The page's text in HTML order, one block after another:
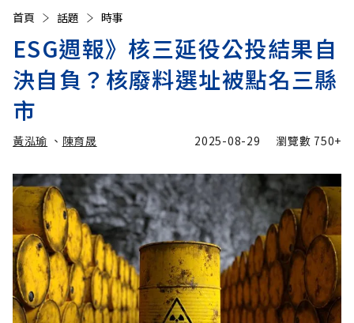
首頁 話題 時事
ESG週報》核三延役公投結果自
決自負？核廢料選址被點名三縣
市
黃泓瑜 、 陳育晟 2025-08-29 瀏覽數 750+